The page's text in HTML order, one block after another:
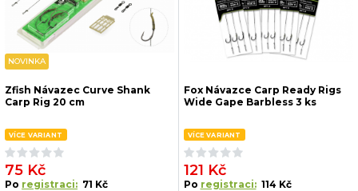
NOVINKA
Zfish Návazec Curve Shank
Carp Rig 20 cm
VÍCE VARIANT
75 Kč
Po registraci: 71 Kč
Fox Návazce Carp Ready Rigs
Wide Gape Barbless 3 ks
VÍCE VARIANT
121 Kč
Po registraci: 114 Kč